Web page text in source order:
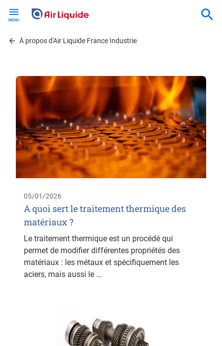
contentÀ propos d'Air Liquide France Industrie
05/01/2026
A quoi sert le traitement thermique des
matériaux ?
Le traitement thermique est un procédé qui
permet de modifier différentes propriétés des
matériaux : les métaux et spécifiquement les
aciers, mais aussi le ...